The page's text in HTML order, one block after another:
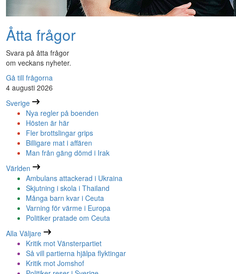
Åtta frågor
Svara på åtta frågor
om veckans nyheter.
Gå till frågorna
4 augusti 2026
Sverige
Nya regler på boenden
Hösten är här
Fler brottslingar grips
Billigare mat i affären
Man från gäng dömd i Irak
Världen
Ambulans attackerad i Ukraina
Skjutning i skola i Thailand
Många barn kvar i Ceuta
Varning för värme i Europa
Politiker pratade om Ceuta
Alla Väljare
Kritik mot Vänsterpartiet
Så vill partierna hjälpa flyktingar
Kritik mot Jomshof